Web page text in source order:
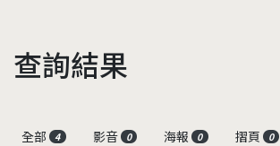
查詢結果
全部
4 影音 0 海報 0 摺頁 0